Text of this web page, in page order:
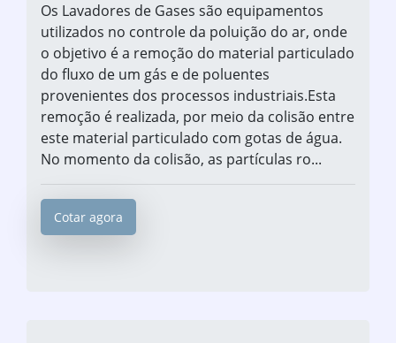
Os Lavadores de Gases são equipamentos
utilizados no controle da poluição do ar, onde
o objetivo é a remoção do material particulado
do fluxo de um gás e de poluentes
provenientes dos processos industriais.Esta
remoção é realizada, por meio da colisão entre
este material particulado com gotas de água.
No momento da colisão, as partículas ro...
Cotar agora